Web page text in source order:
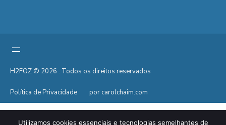
H2FOZ © 2026 . Todos os direitos reservados
Política de Privacidade por carolchaim.com
Utilizamos cookies essenciais e tecnologias semelhantes de